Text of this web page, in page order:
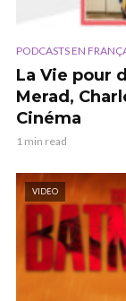
PODCASTS EN
La Vie pour
Merad,
Cinéma
1 min read
VIDEO